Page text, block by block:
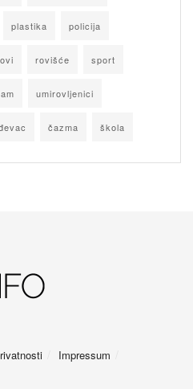
plastika policija
rovišće sport
umirovljenici
čazma škola
Impressum